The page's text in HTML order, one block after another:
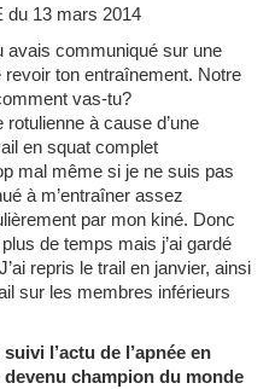
du 13 mars 2014
avais communiqué sur une
revoir ton entraînement. Notre
vas-tu?
à cause d’une
en squat complet
mal même si je ne suis pas
à m’entraîner assez
par mon kiné. Donc
de temps mais j’ai gardé
repris le trail en janvier, ainsi
sur les membres inférieurs
l’actu de l’apnée en
champion du monde